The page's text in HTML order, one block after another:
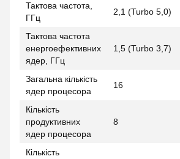
Тактова частота,
ГГц
2,1 (Turbo 5,0)
Тактова частота
енергоефективних
ядер, ГГц
1,5 (Turbo 3,7)
Загальна кількість
ядер процесора
16
Кількість
продуктивних
ядер процесора
8
Кількість